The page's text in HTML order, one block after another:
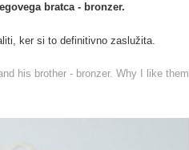
bratca - bronzer.
ker si to definitivno zaslužita.
his brother - bronzer. Why I like them